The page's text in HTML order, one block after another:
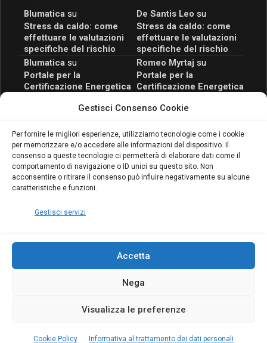
Gestisci Consenso Cookie
Per fornire le migliori esperienze, utilizziamo tecnologie come i cookie
per memorizzare e/o accedere alle informazioni del dispositivo. Il
consenso a queste tecnologie ci permetterà di elaborare dati come il
comportamento di navigazione o ID unici su questo sito. Non
acconsentire o ritirare il consenso può influire negativamente su alcune
caratteristiche e funzioni.
Gestisci servizi
Accetta
Nega
Visualizza le preferenze
Cookie Policy Informativa al trattamento dei dati personali
Blumaticasu
Stress da caldo: come
effettuare le valutazioni
specifiche del rischio
De Santis Leo su
Stress da caldo: come
effettuare le valutazioni
specifiche del rischio
Blumaticasu
Portale per la
Certificazione Energetica
scopri il Corso Blumatica
Romeo Myrtaj su
Portale per la
Certificazione Energetica
scopri il Corso Blumatica
Blumaticasu
Coordinatore della
Sicurezza: cosa è
richiesto per abilitazione
e aggiornamento
Copyright Blumatica
MENU